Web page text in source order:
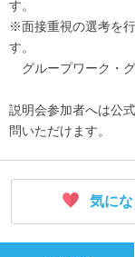
す。
※面接重視の選考を
す。
グループワーク・グ
説明会参加者へは公
問いただけます。
気に